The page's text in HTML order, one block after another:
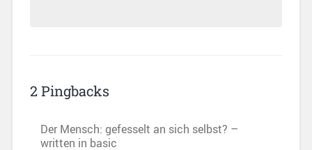
2 Pingbacks
Der Mensch: gefesselt an sich selbst? –
written in basic